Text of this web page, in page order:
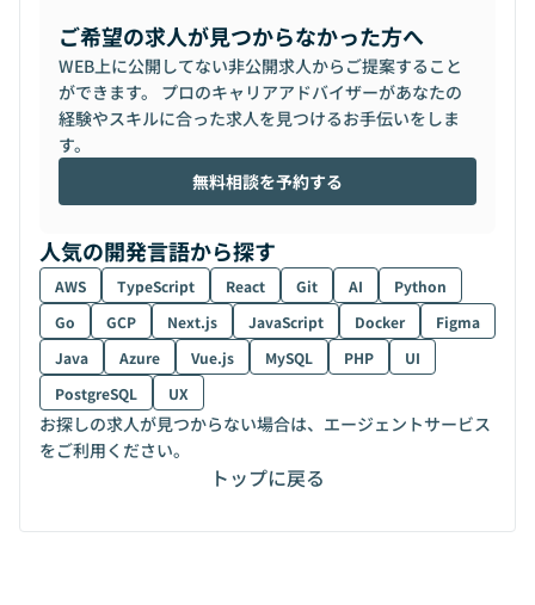
ご希望の求人が見つからなかった方へ
WEB上に公開してない非公開求人からご提案すること
ができます。 プロのキャリアアドバイザーがあなたの
経験やスキルに合った求人を見つけるお手伝いをしま
す。
無料相談を予約する
人気の開発言語から探す
AWS TypeScript React Git AI
Python
Go
GCP Next.js JavaScript Docker
Figma
Java
Azure Vue.js MySQL PHP
UI
PostgreSQL
UX
お探しの求人が見つからない場合は、エージェントサービス
をご利用ください。
トップに戻る